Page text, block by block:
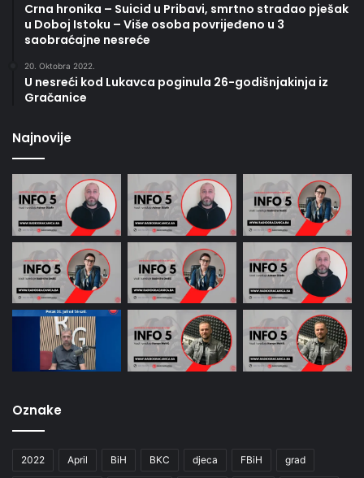
Crna hronika – Suicid u Pribavi, smrtno stradao pješak
u Doboj Istoku – Više osoba povrijeđeno u 3
saobraćajne nesreće
20. Oktobra 2022.
U nesreći kod Lukavca poginula 26-godišnjakinja iz
Gračanice
Najnovije
Oznake
2022 April BiH BKC djeca FBiH grad